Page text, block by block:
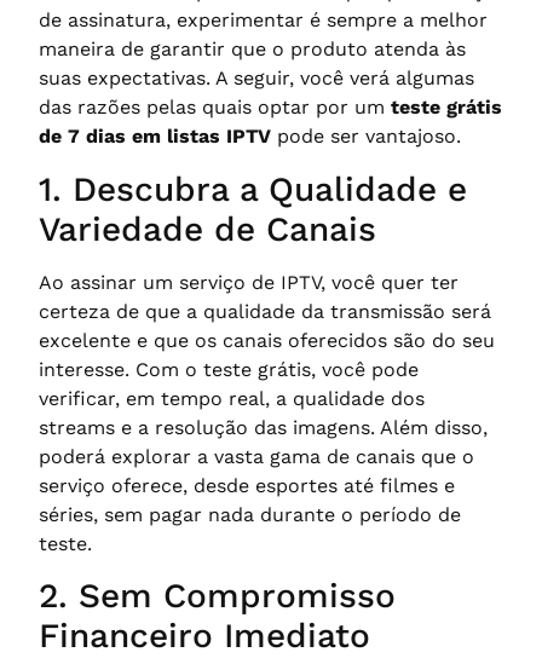
de assinatura, experimentar é sempre a melhor
maneira de garantir que o produto atenda às
suas expectativas. A seguir, você verá algumas
das razões pelas quais optar por um teste grátis
de 7 dias em listas IPTV pode ser vantajoso.
1. Descubra a Qualidade e
Variedade de Canais
Ao assinar um serviço de IPTV, você quer ter
certeza de que a qualidade da transmissão será
excelente e que os canais oferecidos são do seu
interesse. Com o teste grátis, você pode
verificar, em tempo real, a qualidade dos
streams e a resolução das imagens. Além disso,
poderá explorar a vasta gama de canais que o
serviço oferece, desde esportes até filmes e
séries, sem pagar nada durante o período de
teste.
2. Sem Compromisso
Financeiro Imediato